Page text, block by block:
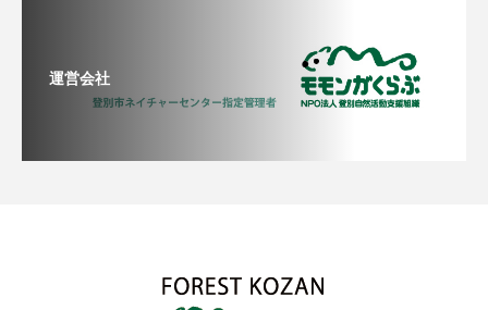
運営会社